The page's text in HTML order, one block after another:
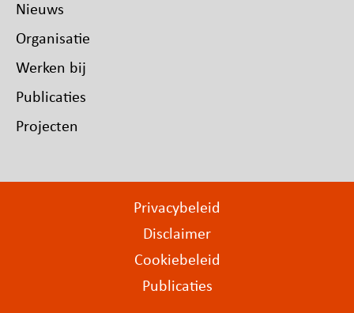
Nieuws
Organisatie
Werken bij
Publicaties
Projecten
Privacybeleid
Disclaimer
Cookiebeleid
Publicaties